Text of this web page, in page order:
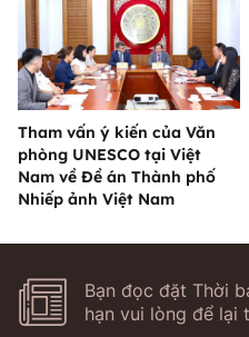
Tham vấn ý kiến của Văn
phòng UNESCO tại Việt
Nam về Đề án Thành phố
Nhiếp ảnh Việt Nam
Bạn đọc đặt Thời
hạn vui lòng để lại